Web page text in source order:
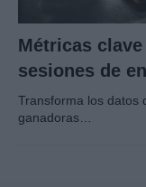
Métricas
sesiones de
Transforma los datos
ganadoras…